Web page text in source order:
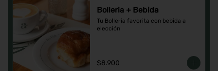
Bolleria + Bebida
Tu Bolleria favorita con bebida a
elección
$8.900